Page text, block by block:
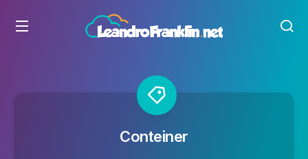
Conteiner